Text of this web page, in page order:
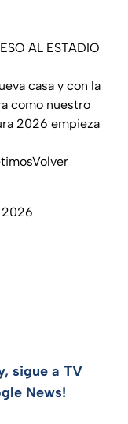
AL ESTADIO
casa y con la
como nuestro
2026 empieza
2026
sigue a TV
News!